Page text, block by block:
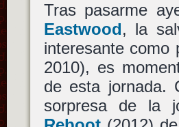
Tras pasarme
Eastwood, la
interesante como
2010), es
de esta jornada.
sorpresa de la